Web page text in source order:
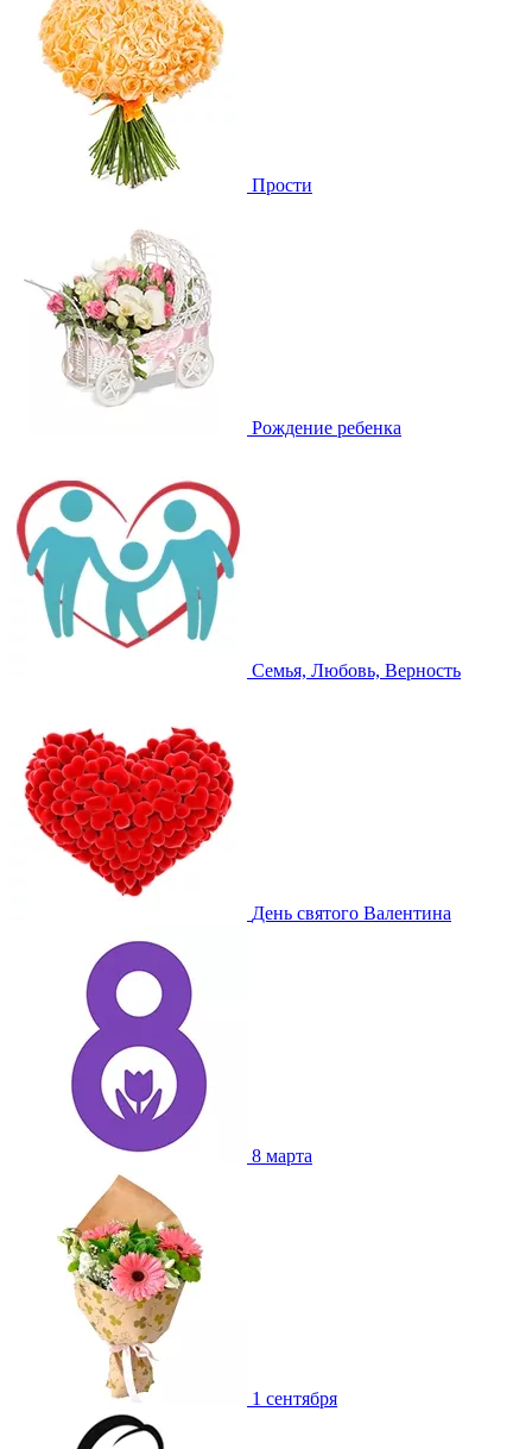
Прости
Рождение ребенка
Семья, Любовь, Верность
День святого Валентина
8 марта
1 сентября